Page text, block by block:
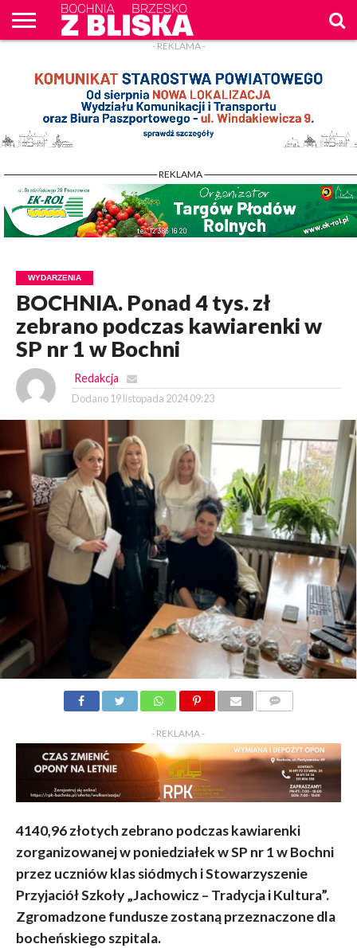
WPROST
REKLAM
- REKLAMA -
- REKLAMA -
WYDARZENIA
BOCHNIA. Ponad 4 tys. zł
zebrano podczas kawiarenki w
SP nr 1 w Bochni
Redakcja
Dodano 19 listopada 2024 09:23
- REKLAMA -
4140,96 złotych zebrano podczas kawiarenki
zorganizowanej w poniedziałek w SP nr 1 w Bochni
przez uczniów klas siódmych iStowarzyszenie
Przyjaciół Szkoły „Jachowicz – Tradycja i Kultura”.
Zgromadzone fundusze zostaną przeznaczone dla
bocheńskiego szpitala.